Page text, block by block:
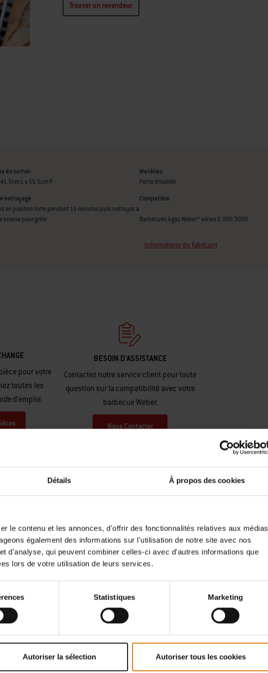
Détails À propos des cookies
le contenu et les annonces, d'offrir des fonctionnalités relatives aux médias
également des informations sur l'utilisation de notre site avec nos
d'analyse, qui peuvent combiner celles-ci avec d'autres informations que
lors de votre utilisation de leurs services.
Statistiques Marketing
Autoriser la sélection Autoriser tous les cookies
Trouver un revendeur
du carton
L x 55.5cm P
Matériau
Fonte émaillée
nettoyage
en position forte pendant 15 minutes puis nettoyez à
brosse pour grille
Compatible
Barbecues à gaz Weber® séries Q 300/3000
Informations du fabricant
pour votre
toutes les
d'emploi.
BESOIN D'ASSISTANCE
Contactez notre service client pour toute
question sur la compatibilité avec votre
barbecue Weber.
Nous Contacter
From Other Grillers